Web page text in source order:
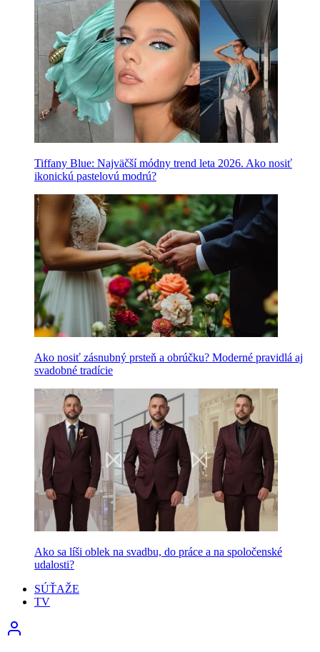
Tiffany Blue: Najväčší módny trend leta 2026. Ako nosiť
ikonickú pastelovú modrú?
Ako nosiť zásnubný prsteň a obrúčku? Moderné pravidlá aj
svadobné tradície
Ako sa líši oblek na svadbu, do práce a na spoločenské
udalosti?
SÚŤAŽE
TV